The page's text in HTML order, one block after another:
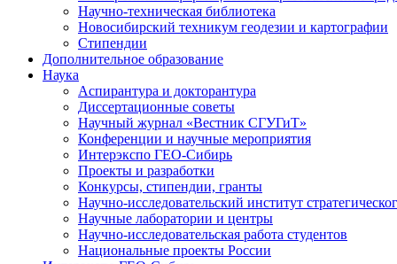
Научно-техническая библиотека
Новосибирский техникум геодезии и картографии
Стипендии
Дополнительное образование
Наука
Аспирантура и докторантура
Диссертационные советы
Научный журнал «Вестник СГУГиТ»
Конференции и научные мероприятия
Интерэкспо ГЕО-Сибирь
Проекты и разработки
Конкурсы, стипендии, гранты
Научно-исследовательский институт
Научные лаборатории и центры
Научно-исследовательская работа студентов
Национальные проекты России